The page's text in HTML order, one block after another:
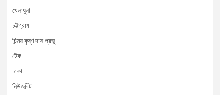
খেলাধুলা
চট্টগ্রাম
চিন্ময় কৃষ্ণ দাস প্রভু
টেক
ঢাকা
নিউজবিট